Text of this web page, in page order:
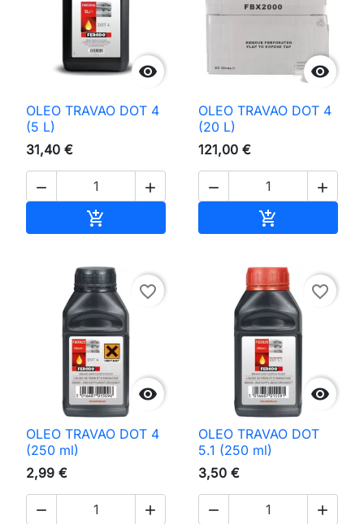

OLEO TRAVAO DOT 4
(5 L)
31,40 €
 


OLEO TRAVAO DOT 4
(20 L)
121,00 €
 


favorite_border
OLEO TRAVAO DOT 4
(250 ml)
2,99 €
 

favorite_border
OLEO TRAVAO DOT
5.1 (250 ml)
3,50 €
 